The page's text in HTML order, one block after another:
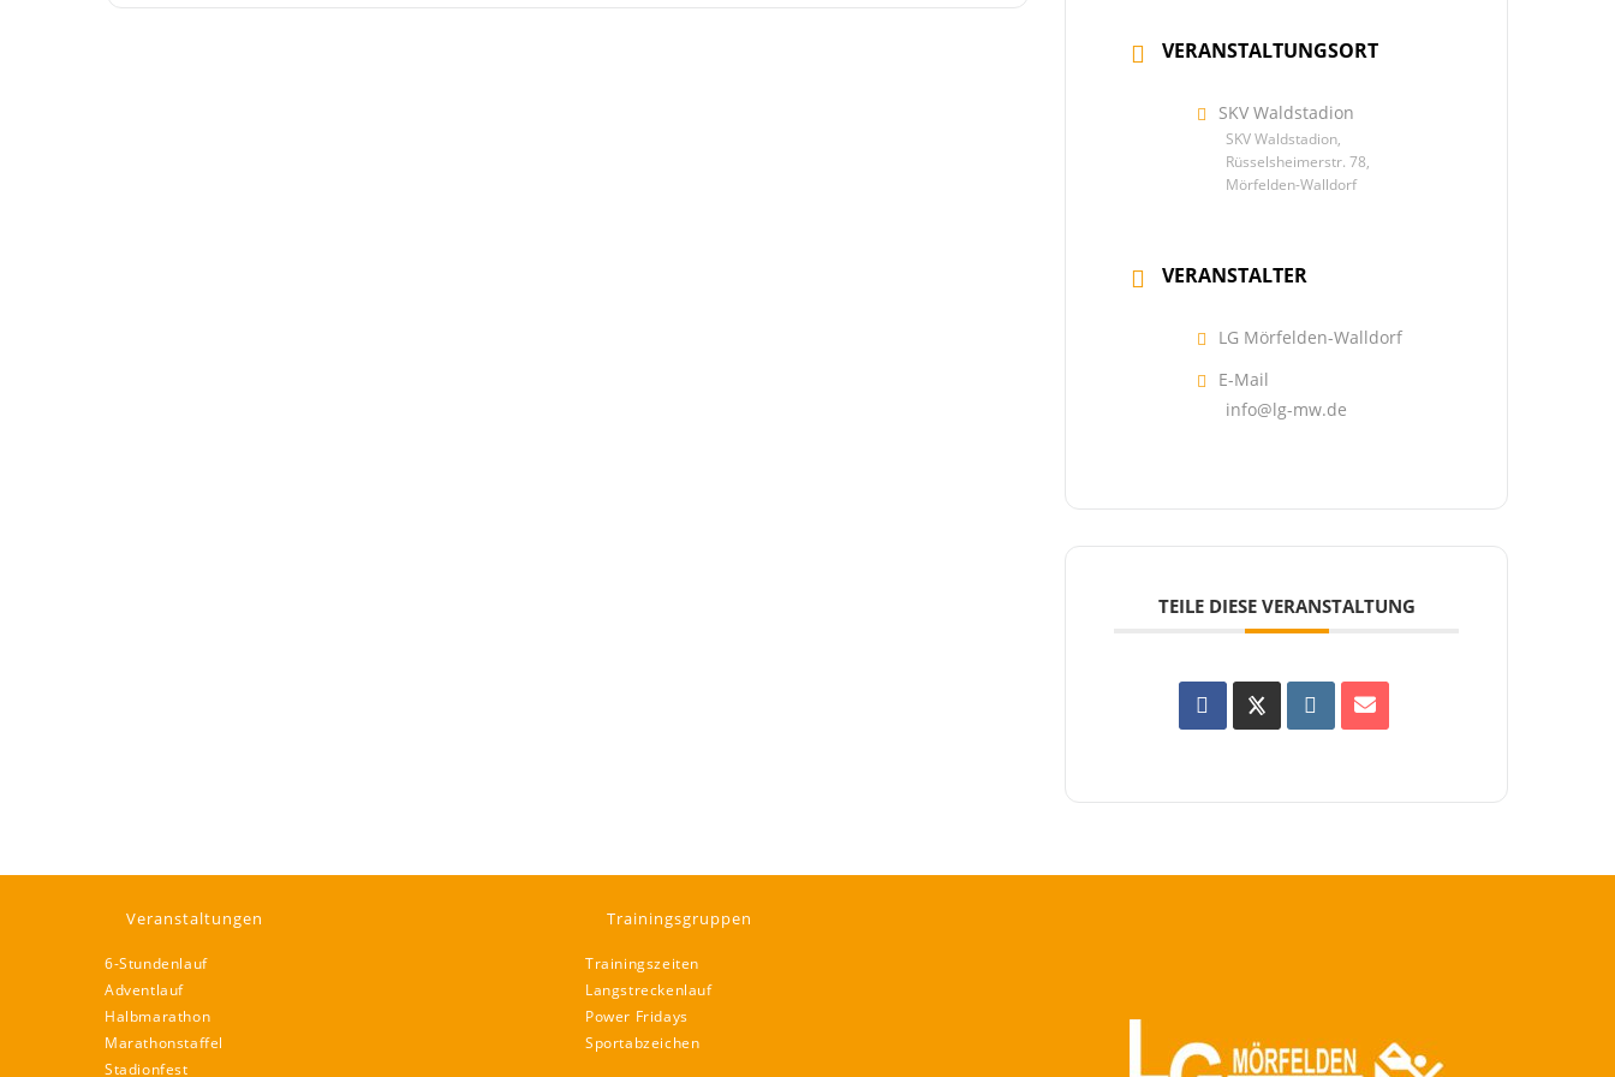
VERANSTALTUNGSORT
SKV Waldstadion
SKV Waldstadion,
Rüsselsheimerstr. 78,
Mörfelden-Walldorf
VERANSTALTER
LG Mörfelden-Walldorf
E-Mail
info@lg-mw.de
TEILE DIESE VERANSTALTUNG
Veranstaltungen
6-Stundenlauf
Adventlauf
Halbmarathon
Marathonstaffel
Stadionfest
Trainingsgruppen
Trainingszeiten
Langstreckenlauf
Power Fridays
Sportabzeichen